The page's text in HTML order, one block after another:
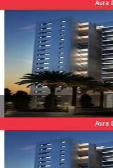
Aura
Aura